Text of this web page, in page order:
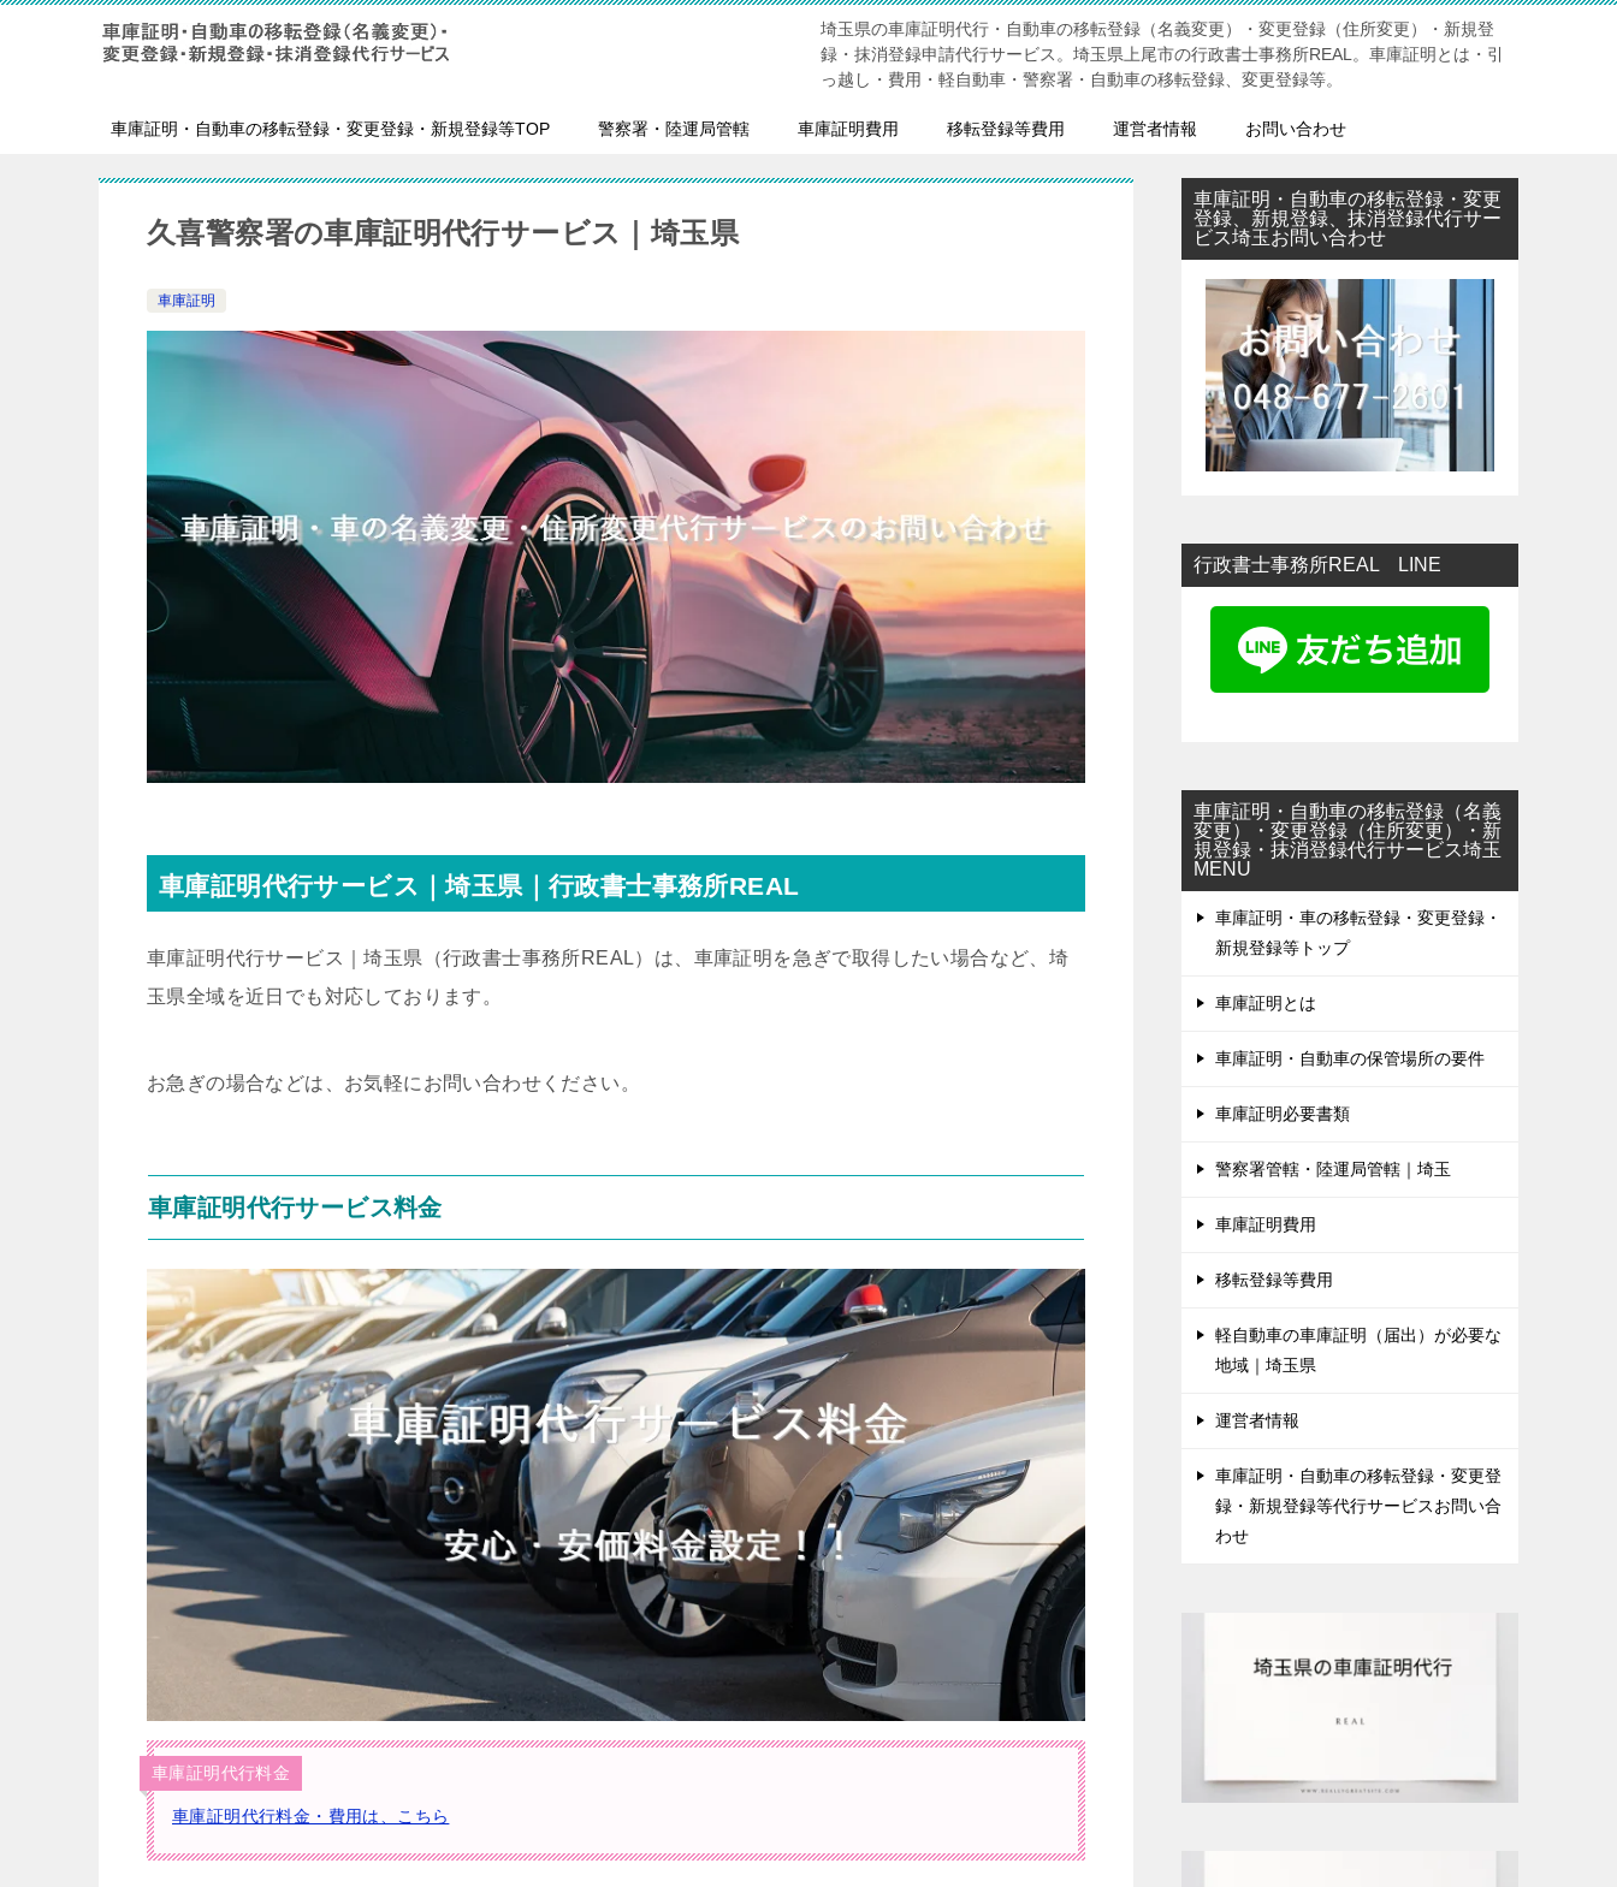
埼玉県の車庫証明代行・自動車の移転登録（名義変更）・変更登録（住所変更）・新規登
録・抹消登録申請代行サービス。埼玉県上尾市の行政書士事務所REAL。車庫証明とは・引
っ越し・費用・軽自動車・警察署・自動車の移転登録、変更登録等。
車庫証明・自動車の移転登録・変更登録・新規登録等TOP 警察署・陸運局管轄 車庫証明費用 移転登録等費用 運営者情報 お問い合わせ
久喜警察署の車庫証明代行サービス｜埼玉県
車庫証明
車庫証明代行サービス｜埼玉県｜行政書士事務所REAL
車庫証明代行サービス｜埼玉県 （行政書士事務所REAL） は、車庫証明を急ぎで取得したい場合など、埼
玉県全域を近日でも対応しております。
お急ぎの場合などは、お気軽にお問い合わせください。
車庫証明代行サービス料金
車庫証明代行料金
車庫証明代行料金・費用は、こちら
車庫証明・自動車の移転登録・変更
登録、新規登録、抹消登録代行サー
ビス埼玉お問い合わせ
行政書士事務所REAL LINE
車庫証明・自動車の移転登録（名義
変更）・変更登録（住所変更）・新
規登録・抹消登録代行サービス埼玉
MENU
車庫証明・車の移転登録・変更登録・
新規登録等トップ
車庫証明とは
車庫証明・自動車の保管場所の要件
車庫証明必要書類
警察署管轄・陸運局管轄｜埼玉
車庫証明費用
移転登録等費用
軽自動車の車庫証明（届出）が必要な
地域｜埼玉県
運営者情報
車庫証明・自動車の移転登録・変更登
録・新規登録等代行サービスお問い合
わせ